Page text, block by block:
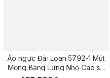
Áo ngực Đài Loan 5792-1 Mút
Mỏng Bảng Lưng Nhỏ Cao su